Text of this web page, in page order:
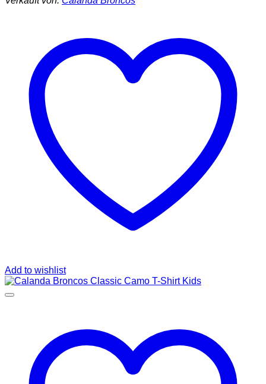
Add to wishlist